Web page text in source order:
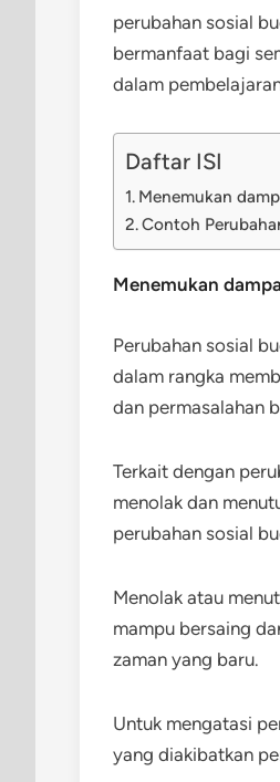
perubahan sosial
bermanfaat bagi
dalam
Daftar ISI
Menemukan
Contoh
Menemukan
Perubahan sosial
dalam rangka
dan permasalahan
Terkait dengan
menolak dan
perubahan sosial
Menolak atau
mampu bersaing
zaman yang baru.
Untuk mengatasi
yang diakibatkan